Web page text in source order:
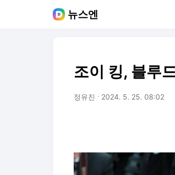
뉴스엔
조이 킹, 블루
정유진 2024. 5. 25. 08:02